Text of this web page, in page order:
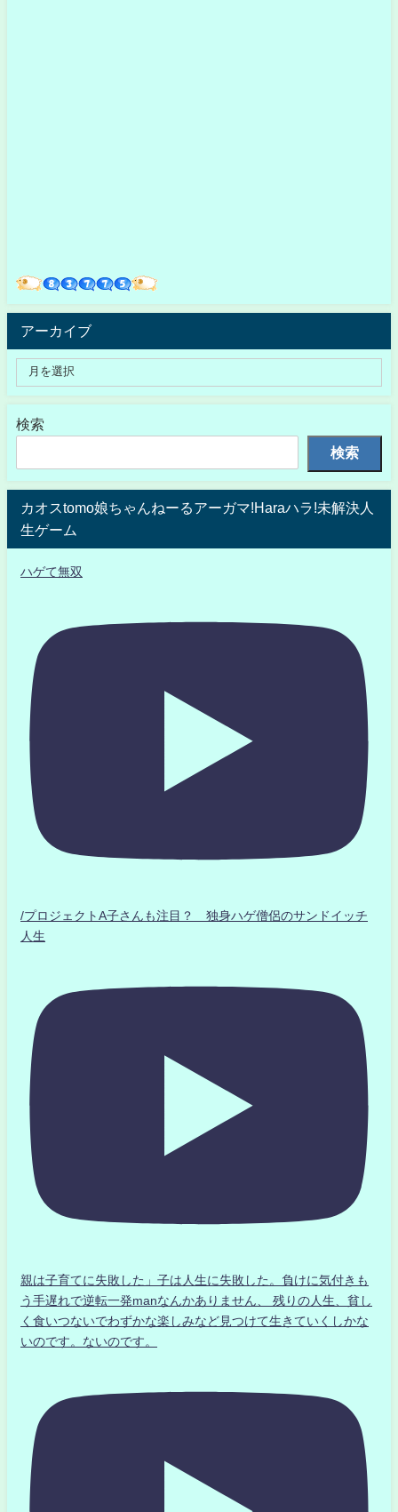
アーカイブ
検索
検索
カオスtomo娘ちゃんねーるアーガマ!Haraハラ!未解決人
生ゲーム
ハゲて無双
/プロジェクトA子さんも注目？ 独身ハゲ僧侶のサンドイッチ
人生
親は子育てに失敗した」子は人生に失敗した。負けに気付きも
う手遅れで逆転一発manなんかありません、 残りの人生、貧し
く食いつないでわずかな楽しみなど見つけて生きていくしかな
いのです。ないのです。